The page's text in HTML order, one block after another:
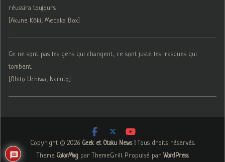
réussira toujours.
[Akune Kōki, Medaka Box]
Ce ne sont pas les gens qui changent, ce sont juste les masques qui
tombent.
[Obito Uchiwa, Naruto]
Copyright © 2026 Geek et Otaku News !. Tous droits réservés.
Theme ColorMagpar ThemeGrill. Propulsé par WordPress.